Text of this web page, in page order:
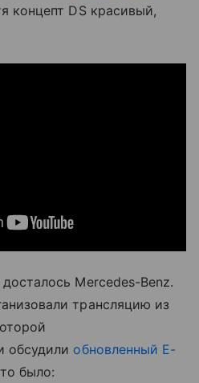
концепт DS красивый,
Mercedes-Benz.
трансляцию из
обсудили обновленный Е-
было: